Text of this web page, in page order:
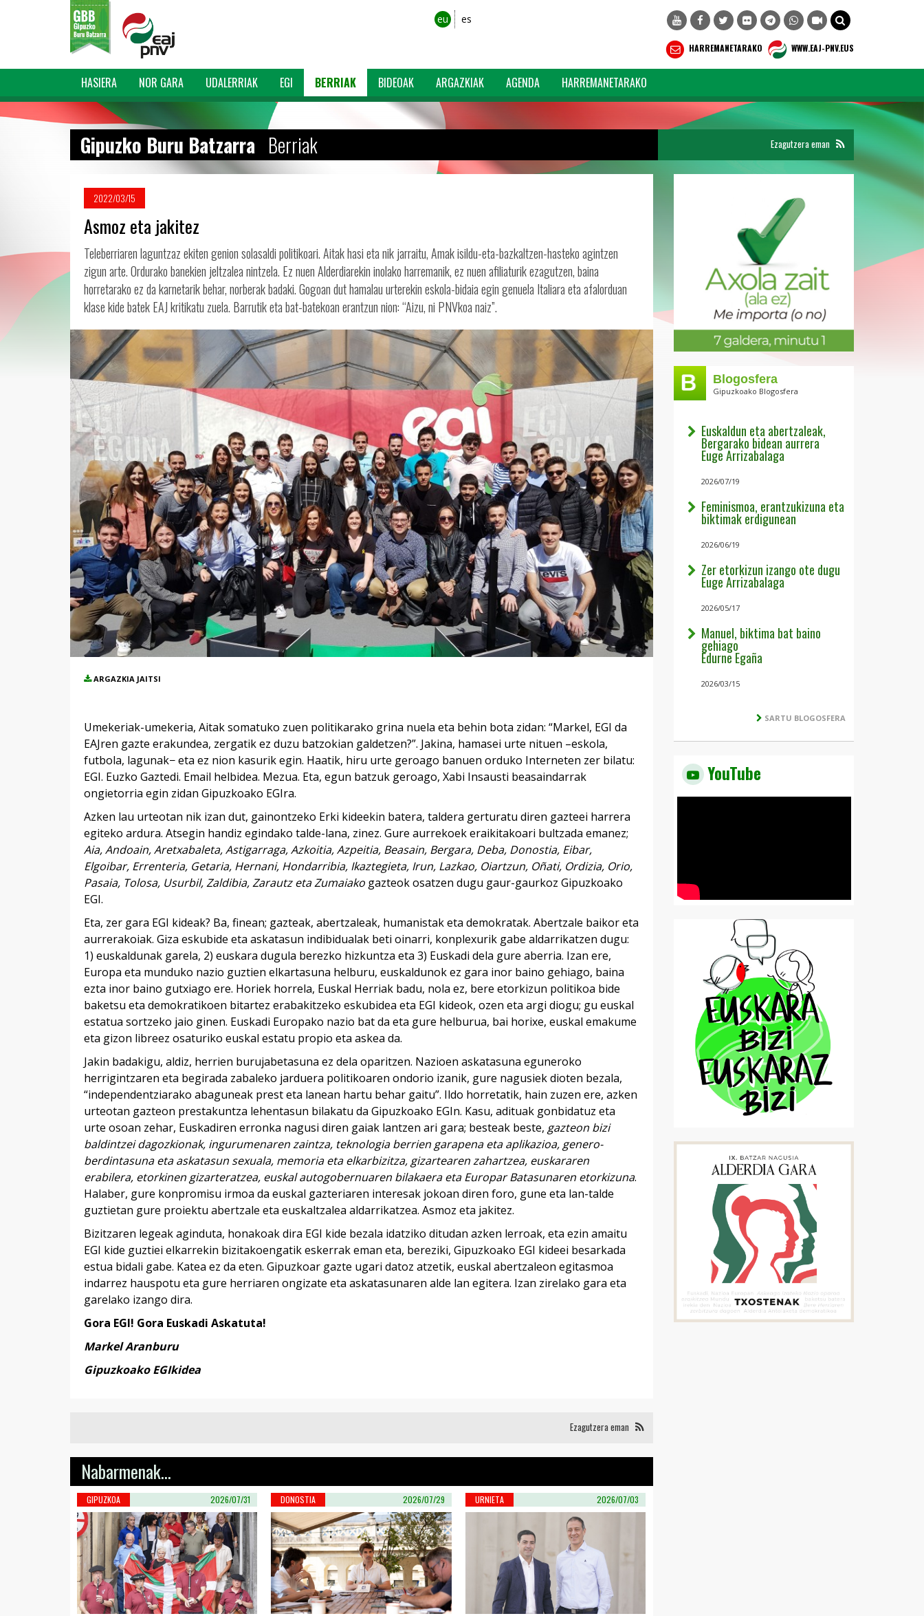
eu es
HARREMANETARAKO WWW.EAJ-PNV.EUS
HASIERA NOR GARA UDALERRIAK EGI BERRIAK BIDEOAK ARGAZKIAK AGENDA HARREMANETARAKO
Gipuzko Buru Batzarra Berriak Ezagutzera eman
2022/03/15
Asmoz eta jakitez
Teleberriaren laguntzaz ekiten genion solasaldi politikoari. Aitak hasi eta nik jarraitu, Amak isildu-eta-bazkaltzen-hasteko agintzen
zigun arte. Ordurako banekien jeltzalea nintzela. Ez nuen Alderdiarekin inolako harremanik, ez nuen afiliaturik ezagutzen, baina
horretarako ez da karnetarik behar, norberak badaki. Gogoan dut hamalau urterekin eskola-bidaia egin genuela Italiara eta afalorduan
klase kide batek EAJ kritikatu zuela. Barrutik eta bat-batekoan erantzun nion: “Aizu, ni PNVkoa naiz”.
ARGAZKIA JAITSI
Umekeriak-umekeria, Aitak somatuko zuen politikarako grina nuela eta behin bota zidan: “Markel, EGI da
EAJren gazte erakundea, zergatik ez duzu batzokian galdetzen?”. Jakina, hamasei urte nituen –eskola,
futbola, lagunak− eta ez nion kasurik egin. Haatik, hiru urte geroago banuen orduko Interneten zer bilatu:
EGI. Euzko Gaztedi. Email helbidea. Mezua. Eta, egun batzuk geroago, Xabi Insausti beasaindarrak
ongietorria egin zidan Gipuzkoako EGIra.
Azken lau urteotan nik izan dut, gainontzeko Erki kideekin batera, taldera gerturatu diren gazteei harrera
egiteko ardura. Atsegin handiz egindako talde-lana, zinez. Gure aurrekoek eraikitakoari bultzada emanez;
Aia, Andoain, Aretxabaleta, Astigarraga, Azkoitia, Azpeitia, Beasain, Bergara, Deba, Donostia, Eibar,
Elgoibar, Errenteria, Getaria, Hernani, Hondarribia, Ikaztegieta, Irun, Lazkao, Oiartzun, Oñati, Ordizia, Orio,
Pasaia, Tolosa, Usurbil, Zaldibia, Zarautz eta Zumaiako gazteok osatzen dugu gaur-gaurkoz Gipuzkoako
EGI.
Eta, zer gara EGI kideak? Ba, finean; gazteak, abertzaleak, humanistak eta demokratak. Abertzale baikor eta
aurrerakoiak. Giza eskubide eta askatasun indibidualak beti oinarri, konplexurik gabe aldarrikatzen dugu:
1) euskaldunak garela, 2) euskara dugula berezko hizkuntza eta 3) Euskadi dela gure aberria. Izan ere,
Europa eta munduko nazio guztien elkartasuna helburu, euskaldunok ez gara inor baino gehiago, baina
ezta inor baino gutxiago ere. Horiek horrela, Euskal Herriak badu, nola ez, bere etorkizun politikoa bide
baketsu eta demokratikoen bitartez erabakitzeko eskubidea eta EGI kideok, ozen eta argi diogu; gu euskal
estatua sortzeko jaio ginen. Euskadi Europako nazio bat da eta gure helburua, bai horixe, euskal emakume
eta gizon libreez osaturiko euskal estatu propio eta askea da.
Jakin badakigu, aldiz, herrien burujabetasuna ez dela oparitzen. Nazioen askatasuna eguneroko
herrigintzaren eta begirada zabaleko jarduera politikoaren ondorio izanik, gure nagusiek dioten bezala,
“independentziarako abaguneak prest eta lanean hartu behar gaitu”. Ildo horretatik, hain zuzen ere, azken
urteotan gazteon prestakuntza lehentasun bilakatu da Gipuzkoako EGIn. Kasu, adituak gonbidatuz eta
urte osoan zehar, Euskadiren erronka nagusi diren gaiak lantzen ari gara; besteak beste, gazteon bizi
baldintzei dagozkionak, ingurumenaren zaintza, teknologia berrien garapena eta aplikazioa, genero-
berdintasuna eta askatasun sexuala, memoria eta elkarbizitza, gizartearen zahartzea, euskararen
erabilera, etorkinen gizarteratzea, euskal autogobernuaren bilakaera eta Europar Batasunaren etorkizuna.
Halaber, gure konpromisu irmoa da euskal gazteriaren interesak jokoan diren foro, gune eta lan-talde
guztietan gure proiektu abertzale eta euskaltzalea aldarrikatzea. Asmoz eta jakitez.
Bizitzaren legeak aginduta, honakoak dira EGI kide bezala idatziko ditudan azken lerroak, eta ezin amaitu
EGI kide guztiei elkarrekin bizitakoengatik eskerrak eman eta, bereziki, Gipuzkoako EGI kideei besarkada
estua bidali gabe. Katea ez da eten. Gipuzkoar gazte ugari datoz atzetik, euskal abertzaleon egitasmoa
indarrez hauspotu eta gure herriaren ongizate eta askatasunaren alde lan egitera. Izan zirelako gara eta
garelako izango dira.
Gora EGI! Gora Euskadi Askatuta!
Markel Aranburu
Gipuzkoako EGIkidea
Ezagutzera eman
Nabarmenak...
GIPUZKOA 2026/07/31 DONOSTIA 2026/07/29 URNIETA 2026/07/03
Blogosfera
Gipuzkoako Blogosfera
Euskaldun eta abertzaleak,
Bergarako bidean aurrera
Euge Arrizabalaga
2026/07/19
Feminismoa, erantzukizuna eta
biktimak erdigunean
2026/06/19
Zer etorkizun izango ote dugu
Euge Arrizabalaga
2026/05/17
Manuel, biktima bat baino
gehiago
Edurne Egaña
2026/03/15
SARTU BLOGOSFERA
YouTube